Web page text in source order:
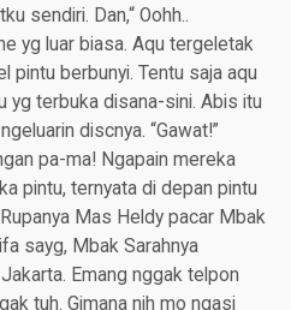
sendiri. Dan,“ Oohh..
yg luar biasa. Aqu tergeletak
pintu berbunyi. Tentu saja aqu
yg terbuka disana-sini. Abis itu
discnya. “Gawat!”
pa-ma! Ngapain mereka
pintu, ternyata di depan pintu
Mas Heldy pacar Mbak
sayg, Mbak Sarahnya
Emang nggak telpon
tuh. Gimana nih mo ngasi